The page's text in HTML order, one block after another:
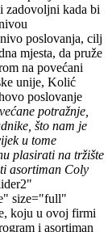
zadovoljni kada bi
poslovanja, cilj
mjesta, da pruže
na povećani
unije, Kolić
poslovanje
potražnje,
što nam je
u tome
plasirati na tržište
asortiman Coly
size="full"
koju u ovoj firmi
i asortiman